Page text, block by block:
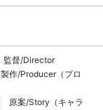
監督/Director
製作/Producer（プロ
原案/Story（キャラ